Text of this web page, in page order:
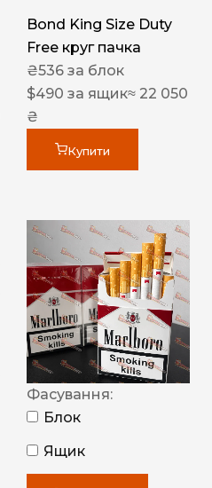
Bond King Size Duty
Free круг пачка
₴536 за блок
$490 за ящик≈ 22 050
₴
Купити
Фасування:
Блок
Ящик